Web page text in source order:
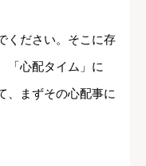
ください。そこに存
「心配タイム」に
、まずその心配事に